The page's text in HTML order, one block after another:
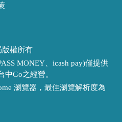
權所有
MONEY、icash pay)僅提供
中Go之經營。
瀏覽器，最佳瀏覽解析度為